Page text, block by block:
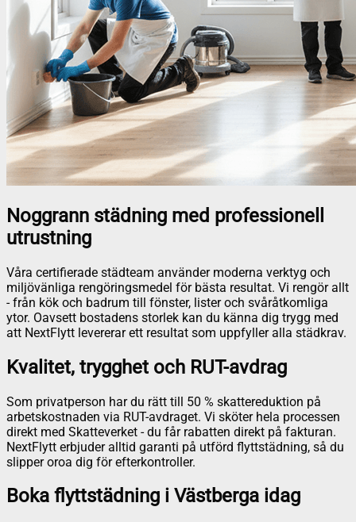
Noggrann städning med professionell
utrustning
Våra certifierade städteam använder moderna verktyg och
miljövänliga rengöringsmedel för bästa resultat. Vi rengör allt
- från kök och badrum till fönster, lister och svåråtkomliga
ytor. Oavsett bostadens storlek kan du känna dig trygg med
att NextFlytt levererar ett resultat som uppfyller alla städkrav.
Kvalitet, trygghet och RUT-avdrag
Som privatperson har du rätt till 50 % skattereduktion på
arbetskostnaden via RUT-avdraget. Vi sköter hela processen
direkt med Skatteverket - du får rabatten direkt på fakturan.
NextFlytt erbjuder alltid garanti på utförd flyttstädning, så du
slipper oroa dig för efterkontroller.
Boka flyttstädning i Västberga idag